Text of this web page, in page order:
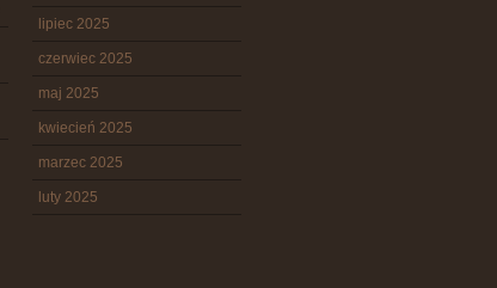
lipiec 2025
czerwiec 2025
maj 2025
kwiecień 2025
marzec 2025
luty 2025